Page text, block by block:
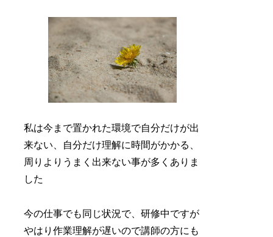
私は今まで置かれた環境で自分だけが出
来ない、自分だけ理解に時間がかかる、
周りよりうまく出来ない事が多くありま
した
今の仕事でも同じ状況で、研修中ですが
やはり作業理解が遅いので講師の方にも